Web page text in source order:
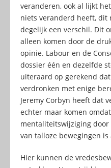
veranderen, ook al lijkt
niets veranderd heeft, dit
degelijk een verschil. Dit
alleen komen door de
opinie. Labour en de
dossier één en dezelfde
uiteraard op gerekend
verdronken met enige
Jeremy Corbyn heeft dat
echter maar komen
mentaliteitswijziging
van talloze bewegingen is
Hier kunnen de